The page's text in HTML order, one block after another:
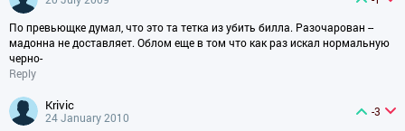
По превьющке думал, что это та тетка из убить билла. Разочарован --
мадонна не доставляет. Облом еще в том что как раз искал нормальную
черно-
Reply
krivic
24 January 2010
-3